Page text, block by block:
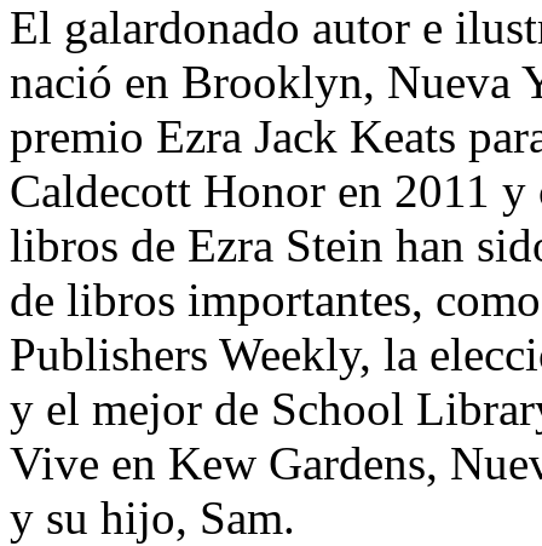
El galardonado autor e
nació en Brooklyn, Nueva
premio Ezra Jack Keats
Caldecott Honor en 2011
libros de Ezra Stein han
de libros importantes,
Publishers Weekly, la
y el mejor de School
Vive en Kew Gardens,
y su hijo, Sam.